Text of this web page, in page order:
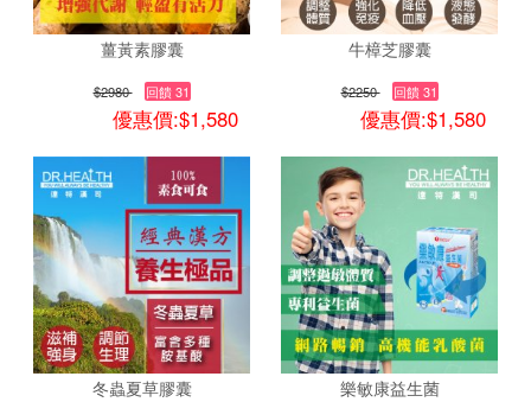
薑黃素膠囊
$2980 回饋 31
優惠價:$1,580
牛樟芝膠囊
$2250 回饋 31
優惠價:$1,580
冬蟲夏草膠囊 樂敏康益生菌